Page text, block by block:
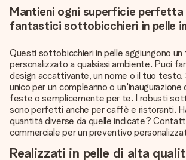
Mantieni ogni superficie perfetta
fantastici sottobicchieri in pelle
Questi sottobicchieri in pelle aggiungono un
personalizzato a qualsiasi ambiente. Puoi
design accattivante, un nome o il tuo testo.
unico per un compleanno o un'inaugurazione
feste o semplicemente per te. I robusti
sono perfetti anche per caffè e ristoranti.
quantità diverse da quelle indicate?
commerciale per un preventivo
Realizzati in pelle di alta